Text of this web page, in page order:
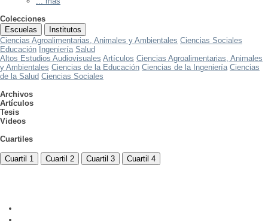
Colecciones
Escuelas
Institutos
Ciencias Agroalimentarias, Animales y Ambientales Ciencias Sociales
Educación Ingeniería Salud
Altos Estudios Audiovisuales Artículos Ciencias Agroalimentarias, Animales
y Ambientales Ciencias de la Educación Ciencias de la Ingeniería Ciencias
de la Salud Ciencias Sociales
Archivos
Artículos
Tesis
Videos
Cuartiles
Cuartil 1 Cuartil 2 Cuartil 3 Cuartil 4